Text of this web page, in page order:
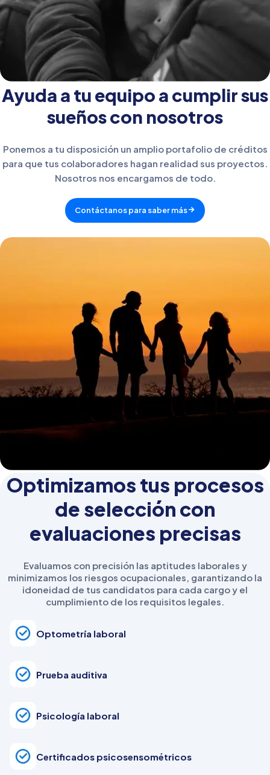
Ayuda a tu equipo a cumplir sus
sueños con nosotros
Ponemos a tu disposición un amplio portafolio de créditos
para que tus colaboradores hagan realidad sus proyectos.
Nosotros nos encargamos de todo.
Contáctanos para saber más
Optimizamos tus procesos
de selección con
evaluaciones precisas
Evaluamos con precisión las aptitudes laborales y
minimizamos los riesgos ocupacionales, garantizando la
idoneidad de tus candidatos para cada cargo y el
cumplimiento de los requisitos legales.
Optometría laboral
Prueba auditiva
Psicología laboral
Certificados psicosensométricos